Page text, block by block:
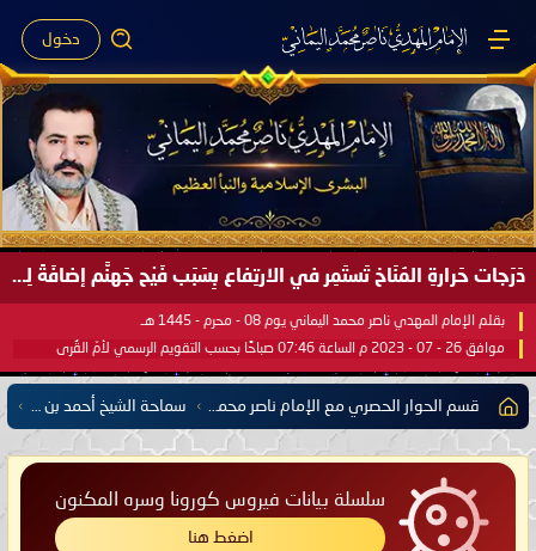
دخول
دَرَجات حَرارةِ المُنَاخ تَستَمِر في الارتِفاع بِسَبَب فَيْح جَهنَّم إضافَةً لِحرارةِ الشَّمس في مُحكَم القُرآن العَظيم ..
بقلم الإمام المهدي ناصر محمد اليماني يوم 08 - محرم - 1445 هـ
موافق 26 - 07 - 2023 م الساعة 07:46 صباحًا بحسب التقويم الرسمي لأمّ القُرى
سلسلة بيانات فيروس كورونا وسره المكنون
اضغط هنا